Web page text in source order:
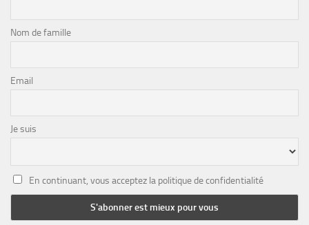
Nom de famille
Email
Je suis
En continuant, vous acceptez la politique de confidentialité